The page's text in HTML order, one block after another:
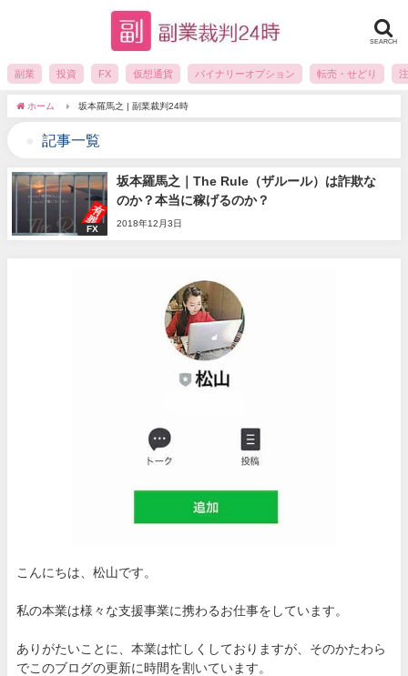
SEARCH
副業 投資 FX 仮想通貨 バイナリーオプション 転売・せどり
ホーム 坂本羅馬之 | 副業裁判24時
記事一覧
FX
坂本羅馬之｜The Rule（ザルール）は詐欺な
のか？本当に稼げるのか？
2018年12月3日
こんにちは、松山です。
私の本業は様々な支援事業に携わるお仕事をしています。
ありがたいことに、本業は忙しくしておりますが、そのかたわら
でこのブログの更新に時間を割いています。